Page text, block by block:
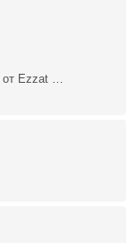
от Ezzat …